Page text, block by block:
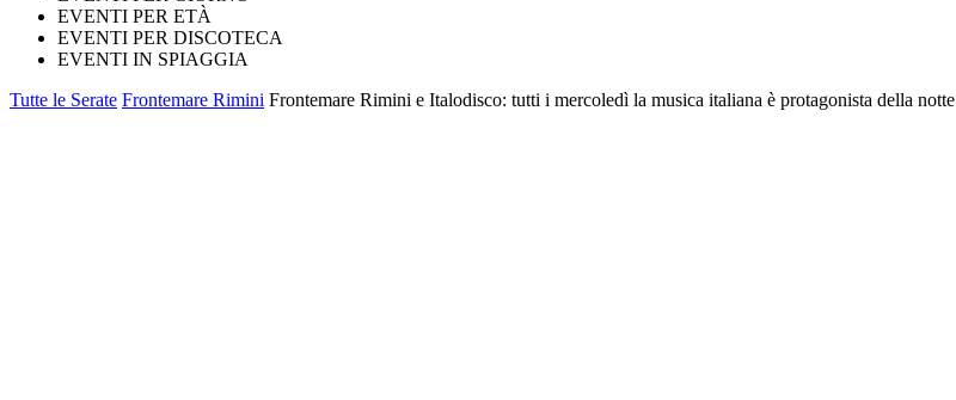
EVENTI PER ETÀ
EVENTI PER DISCOTECA
EVENTI IN SPIAGGIA
Tutte le Serate Frontemare Rimini Frontemare Rimini e Italodisco: tutti i mercoledì la musica italiana è protagonista della notte